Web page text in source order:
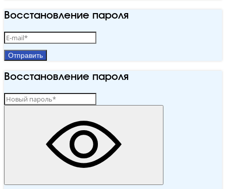
Восстановление пароля
Отправить
Восстановление пароля